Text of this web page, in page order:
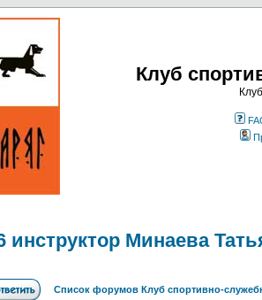
Клуб
инструктор Минаева
Список форумов Клуб спортивно-